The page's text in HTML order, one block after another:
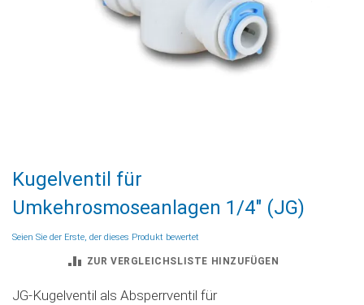
Anfang
der
Bildgalerie
springen
Kugelventil für
Umkehrosmoseanlagen 1/4" (JG)
Seien Sie der Erste, der dieses Produkt bewertet
ZUR VERGLEICHSLISTE HINZUFÜGEN
JG-Kugelventil als Absperrventil für